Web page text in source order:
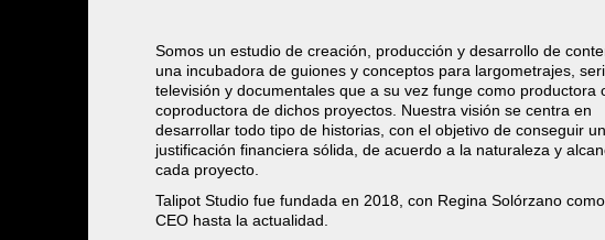
Somos un estudio de creación, producción y desarrollo de
una incubadora de guiones y conceptos para largometrajes,
televisión y documentales que a su vez funge como productora
coproductora de dichos proyectos. Nuestra visión se centra en
desarrollar todo tipo de historias, con el objetivo de conseguir
justificación financiera sólida, de acuerdo a la naturaleza y
cada proyecto.
Talipot Studio fue fundada en 2018, con Regina Solórzano
CEO hasta la actualidad.